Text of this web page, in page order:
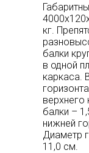
кг.
балки
в одной
каркаса.
верхнего
балки –
нижней
Диаметр
11,0 см.